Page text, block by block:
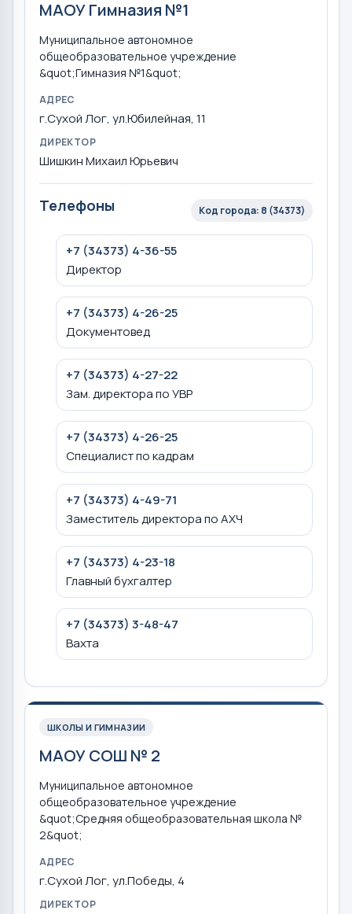
МАОУ Гимназия №1
Муниципальное автономное
общеобразовательное учреждение
&quot;Гимназия №1&quot;
АДРЕС
г.Сухой Лог, ул.Юбилейная, 11
ДИРЕКТОР
Шишкин Михаил Юрьевич
Телефоны Код города: 8 (34373)
+7 (34373) 4-36-55
Директор
+7 (34373) 4-26-25
Документовед
+7 (34373) 4-27-22
Зам. директора по УВР
+7 (34373) 4-26-25
Специалист по кадрам
+7 (34373) 4-49-71
Заместитель директора по АХЧ
+7 (34373) 4-23-18
Главный бухгалтер
+7 (34373) 3-48-47
Вахта
ШКОЛЫ И ГИМНАЗИИ
МАОУ СОШ № 2
Муниципальное автономное
общеобразовательное учреждение
&quot;Средняя общеобразовательная школа №
2&quot;
АДРЕС
г.Сухой Лог, ул.Победы, 4
ДИРЕКТОР